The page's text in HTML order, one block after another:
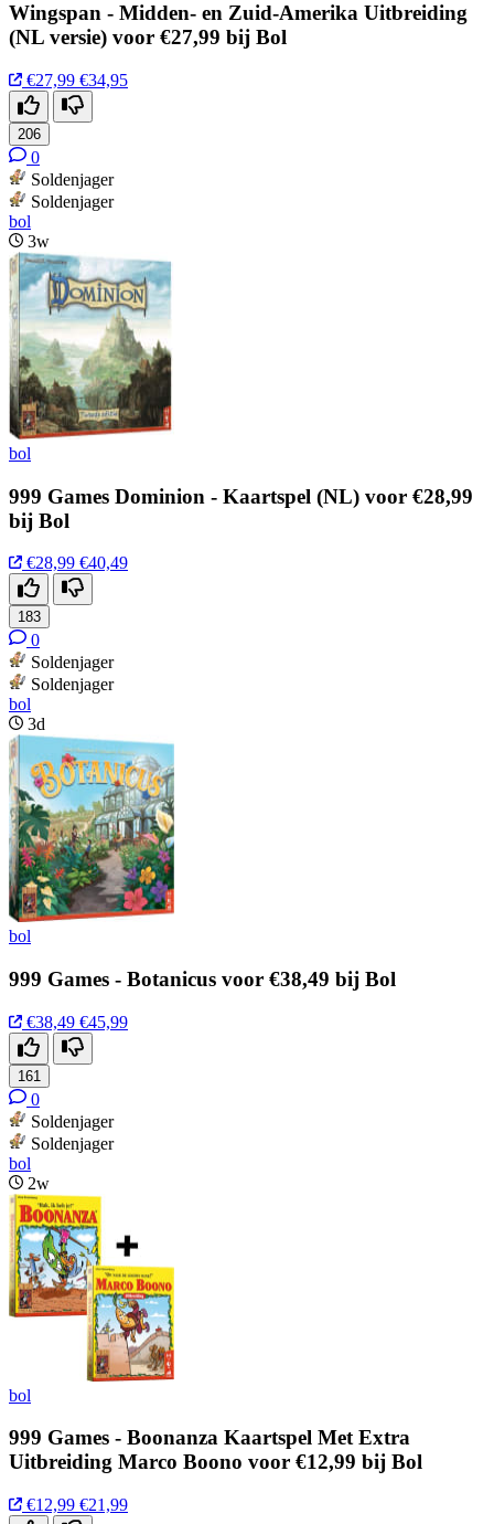
Wingspan - Midden- en Zuid-Amerika Uitbreiding
(NL versie) voor €27,99 bij Bol
€27,99 €34,95
206
0
Soldenjager
Soldenjager
bol
3w
bol
999 Games Dominion - Kaartspel (NL) voor €28,99
bij Bol
€28,99 €40,49
183
0
Soldenjager
Soldenjager
bol
3d
bol
999 Games - Botanicus voor €38,49 bij Bol
€38,49 €45,99
161
0
Soldenjager
Soldenjager
bol
2w
bol
999 Games - Boonanza Kaartspel Met Extra
Uitbreiding Marco Boono voor €12,99 bij Bol
€12,99 €21,99